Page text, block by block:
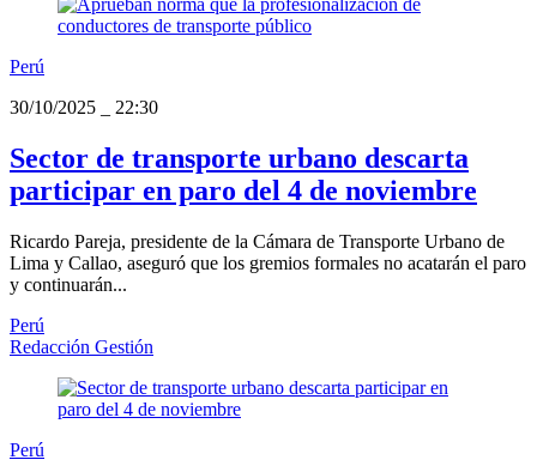
Perú
30/10/2025
22:30
Sector de transporte urbano descarta
participar en paro del 4 de noviembre
Ricardo Pareja, presidente de la Cámara de Transporte Urbano de
Lima y Callao, aseguró que los gremios formales no acatarán el paro
y continuarán...
Perú
Redacción Gestión
Perú